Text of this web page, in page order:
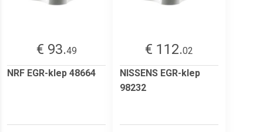
€ 93.49
NRF EGR-klep 48664
€ 112.02
NISSENS EGR-klep
98232